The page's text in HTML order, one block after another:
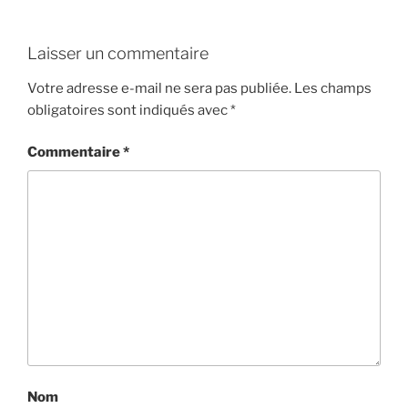
Laisser un commentaire
Votre adresse e-mail ne sera pas publiée. Les champs
obligatoires sont indiqués avec*
Commentaire*
Nom